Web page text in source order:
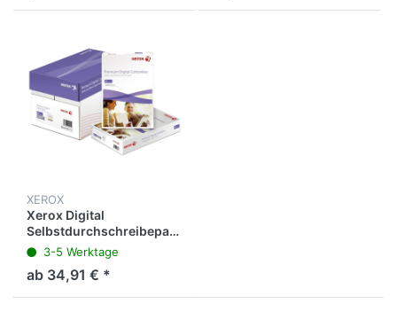
XEROX
Xerox Digital
Selbstdurchschreibepapier
-4-
fach,A4,weiß/gelb/rosa/blau,500
Blatt
3-5 Werktage
ab 34,91 € *